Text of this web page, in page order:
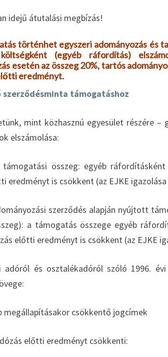
idejű átutalási megbízás!
történhet egyszeri adományozás és
(egyéb ráfordítás)
esetén az összeg 20%, tartós
eredményt.
támogatáshoz
mint közhasznú egyesület részére
elszámolása:
támogatási összeg: egyéb
eredményt is csökkent (az EJKE igazolása
szerződés alapján nyújtott
a támogatás összege egyéb
előtti eredményt is csökkent (az EJKE
adóról és osztalékadóról szóló 1996. évi
megállapításakor csökkentő jogcímek
előtti eredményt csökkenti: